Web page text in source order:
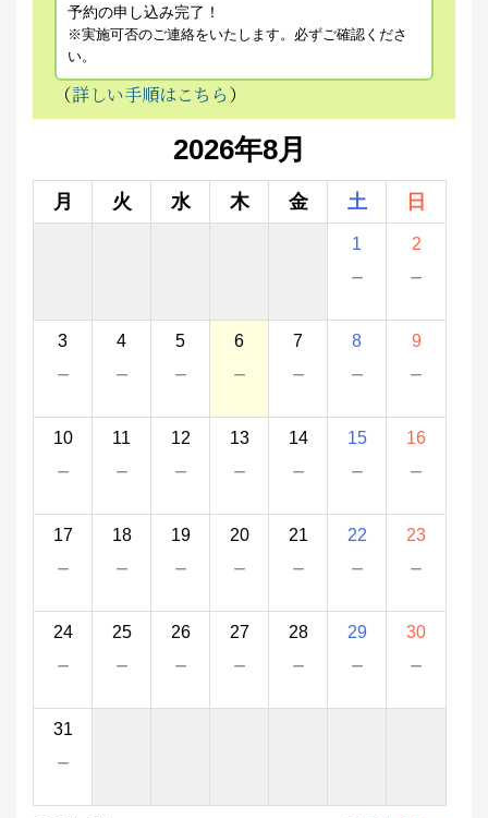
予約の申し込み完了！
※実施可否のご連絡をいたします。必ずご確認くださ
い。
（詳しい手順はこちら）
2026年8月
月 火 水 木 金 土 日
1
－
2
－
3
－
4
－
5
－
6
－
7
－
8
－
9
－
10
－
11
－
12
－
13
－
14
－
15
－
16
－
17
－
18
－
19
－
20
－
21
－
22
－
23
－
24
－
25
－
26
－
27
－
28
－
29
－
30
－
31
－